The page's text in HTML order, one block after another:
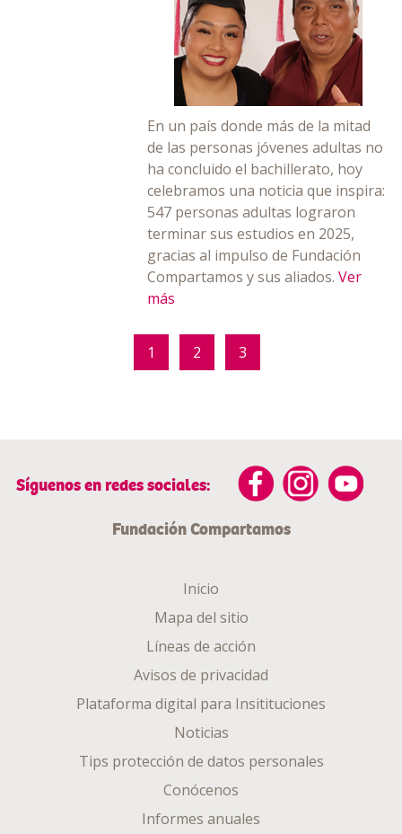
En un país donde más de la mitad
de las personas jóvenes adultas no
ha concluido el bachillerato, hoy
celebramos una noticia que inspira:
547 personas adultas lograron
terminar sus estudios en 2025,
gracias al impulso de Fundación
Compartamos y sus aliados.Ver
más
1 2 3
Síguenos en redes sociales:
Fundación Compartamos
Inicio
Mapa del sitio
Líneas de acción
Avisos de privacidad
Plataforma digital para Insitituciones
Noticias
Tips protección de datos personales
Conócenos
Informes anuales